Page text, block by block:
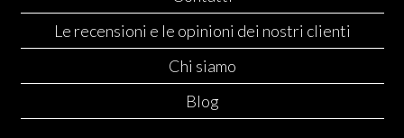
Le recensioni e le opinioni dei nostri clienti
Chi siamo
Blog